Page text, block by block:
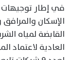
في إطار توجيهات
الإسكان
القابضة لمياه